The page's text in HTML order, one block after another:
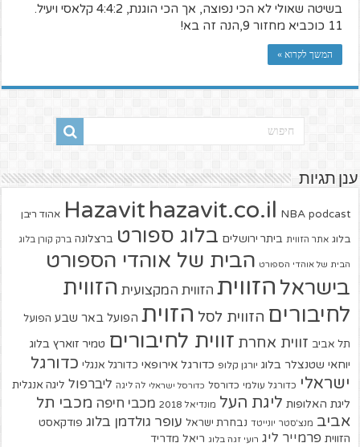
בשיטה שאולי לא הכי נפוצה, אך הכי הוגנת, 4:4:2 קלאסי ויעיל.
11 כוכביא מחזור 9,הנה זה בא!
המשך לקרוא »
ענן תגיות
Hazavit hazavit.co.il NBA podcast אהוד ריבן
בלוג אתר הזווית ביתר ירושלים בלוג ספורט ברצלונה ברק קורן בלוג
הבית של אוהדי הספורט הבית של אוהדי הספורט
בישראל הזווית הזווית המקצועית הזווית
לחיבורים הזווית לסל הזוית הפועל באר שבע הפועל
תל אביב זווית אחרת זווית לחיבורים טמיר זוארץ בלוג
יוחאי שטנצלר בלוג יורגן קלופ כדורגל אירופאי כדורגל אנגלי כדורגל
ישראלי כדורגל עולמי כדורסל כדורסל ישראלי לה ליגה ליברפול ליגה אנגלית
ליגת האלופות ליגת העל מונדיאל 2018 מכבי חיפה מכבי תל
אביב מנצ'סטר יונייטד נבחרת ישראל עופר גולדמן בלוג פודקאסט
הזווית פרמייר ליג רועי זגה בלוג ריאל מדריד